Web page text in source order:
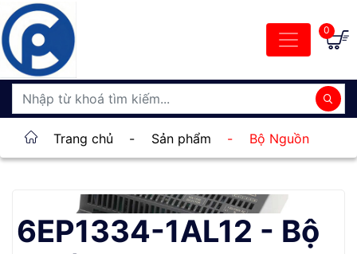
0
Trang chủ - Sản phẩm - Bộ Nguồn
6EP1334-1AL12 - Bộ